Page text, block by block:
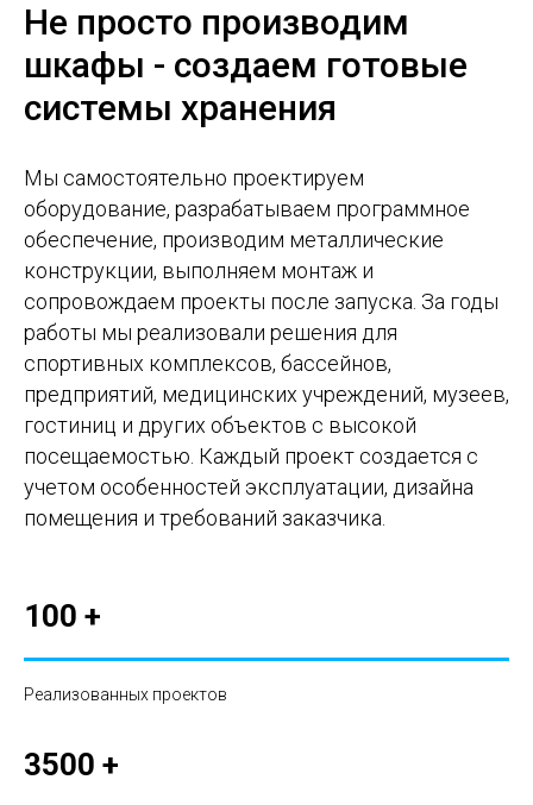
Не просто производим
шкафы - создаем готовые
системы хранения
Мы самостоятельно проектируем
оборудование, разрабатываем программное
обеспечение, производим металлические
конструкции, выполняем монтаж и
сопровождаем проекты после запуска. За годы
работы мы реализовали решения для
спортивных комплексов, бассейнов,
предприятий, медицинских учреждений, музеев,
гостиниц и других объектов с высокой
посещаемостью. Каждый проект создается с
учетом особенностей эксплуатации, дизайна
помещения и требований заказчика.
100 +
Реализованных проектов
3500 +